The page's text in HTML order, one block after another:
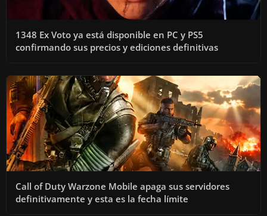
1348 Ex Voto ya está disponible en PC y PS5
confirmando sus precios y ediciones definitivas
Call of Duty Warzone Mobile apaga sus servidores
definitivamente y esta es la fecha límite